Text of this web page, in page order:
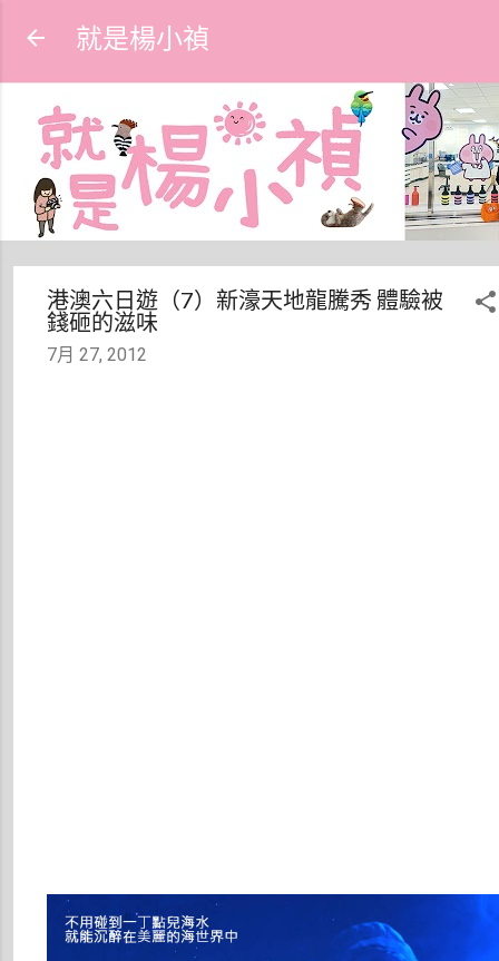
就是楊小禎
港澳六日遊（7）新濠天地龍騰秀 體驗被
錢砸的滋味
7月 27, 2012